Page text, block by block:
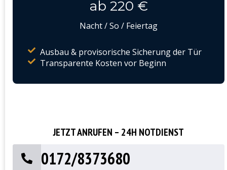
ab 220 €
Nacht / So / Feiertag
Ausbau & provisorische Sicherung der Tür
Transparente Kosten vor Beginn
JETZT ANRUFEN – 24H NOTDIENST
0172/8373680